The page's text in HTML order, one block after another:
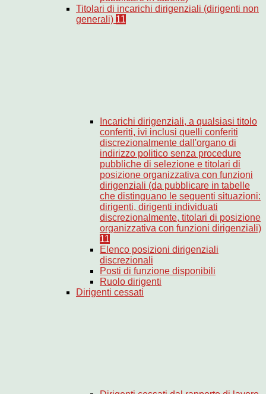
Titolari di incarichi dirigenziali (dirigenti non
generali) 11
Incarichi dirigenziali, a qualsiasi titolo
conferiti, ivi inclusi quelli conferiti
discrezionalmente dall'organo di
indirizzo politico senza procedure
pubbliche di selezione e titolari di
posizione organizzativa con funzioni
dirigenziali (da pubblicare in tabelle
che distinguano le seguenti situazioni:
dirigenti, dirigenti individuati
discrezionalmente, titolari di posizione
organizzativa con funzioni dirigenziali)
11
Elenco posizioni dirigenziali
discrezionali
Posti di funzione disponibili
Ruolo dirigenti
Dirigenti cessati